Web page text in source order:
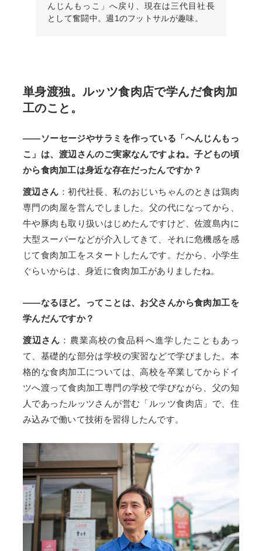
んじんもっこ」へ戻り、現在は三代目社長
として奮闘中。週1のフットサルが趣味。
単身渡独。ルッツ食肉店で学んだ食肉加
工のこと。
――ソーセージやサラミを作っている「へんじんもっ
こ」は、渡辺さんのご実家なんですよね。子どもの頃
から食肉加工は身近な存在だったんですか？
渡辺さん ：初代社長、私のおじいちゃんのときは鶏肉
専門の肉屋を営んでしました。父の代になってから、
牛や豚肉も取り扱いはじめたんですけど、佐渡島内に
大型スーパーなどが介入してきて、それに危機感を感
じて食肉加工をスタートしたんです。だから、小学生
ぐらいからは、身近に食肉加工がありましたね。
――なるほど。ってことは、お父さんから食肉加工を
学んだんですか？
渡辺さん ：農業高校の食品科へ進学したこともあっ
て、基礎的な部分は学校の実習などで学びました。本
格的な食肉加工については、高校を卒業してからドイ
ツへ渡って食肉加工専門の学校で学びながら、父の知
人であったルッツさんが営む「ルッツ食肉店」で、住
み込みで働いて技術を習得したんです。